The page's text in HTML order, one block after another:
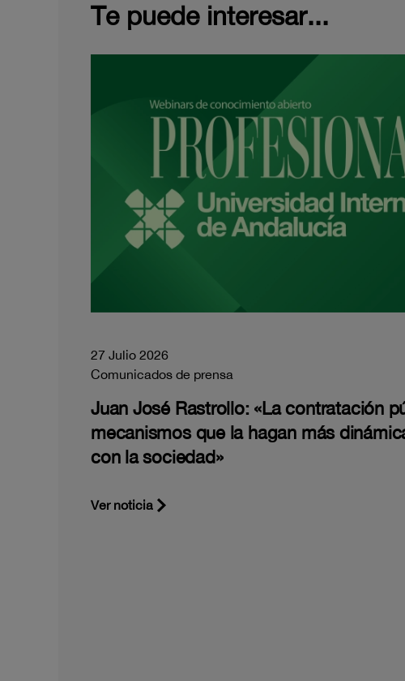
Te puede interesar...
27 Julio 2026
Comunicados de prensa
Juan José Rastrollo: «La contratación
mecanismos que la hagan más
con la sociedad»
Ver noticia